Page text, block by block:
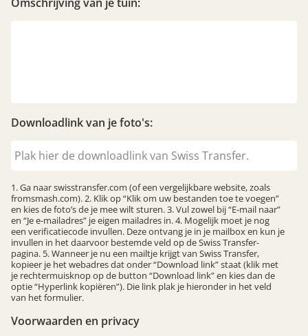
Downloadlink van je foto's:
1. Ga naar swisstransfer.com (of een vergelijkbare website, zoals
fromsmash.com). 2. Klik op “Klik om uw bestanden toe te voegen”
en kies de foto’s de je mee wilt sturen. 3. Vul zowel bij “E-mail naar”
en “Je e-mailadres” je eigen mailadres in. 4. Mogelijk moet je nog
een verificatiecode invullen. Deze ontvang je in je mailbox en kun je
invullen in het daarvoor bestemde veld op de Swiss Transfer-
pagina. 5. Wanneer je nu een mailtje krijgt van Swiss Transfer,
kopieer je het webadres dat onder “Download link” staat (klik met
je rechtermuisknop op de button “Download link” en kies dan de
optie “Hyperlink kopiëren”). Die link plak je hieronder in het veld
van het formulier.
Voorwaarden en privacy